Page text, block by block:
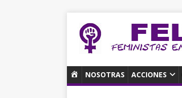
N
NOSOTRAS ACCIONES